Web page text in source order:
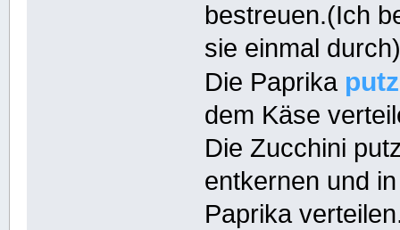
bestreuen.(Ich
sie einmal
Die Paprika
dem Käse
Die Zucchini
entkernen und
Paprika